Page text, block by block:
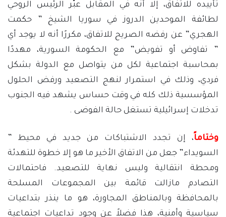
تأييده للاتفاق، إلا أنه في المقابل عبّر الرئيس الروحي
لطائفة الموحدين الدروز في سوريا الشيخ ” حكمت
الهجري” عن رفضه الصريح للاتفاق، مكررًا أنه لا يوجد أي
” تفاوض أو تفويض” مع الحكومة السورية، مهددًا
بمحاسبة اجتماعية لكل من يتواصل مع الدولة بشكل
فردي، وذلك في استمرار لنهج التصعيد ورفض الحلول
المؤسسية ذلك كله في وقت حساس يشهد فيه الجنوب
تدخلات إسرائيلية تستغل حالة الفوضى .
وختاماً، إن تجدد الاشتباكات من جديد في محيط ”
السويداء” جعل من الاتفاق الأخير ما هو إلا خطوة للتهدئة
ومحطة انتقالية وليس نهاية للتصعيد. فاحتمالات
التصادم مازالت قائمة بين المجموعات المسلحة
بالمحافظة وبالمناطق المجاورة، هو ما ينذر بتداعيات
سياسية وأمنية، هذا فضلاً عن وجود تداعيات اجتماعية